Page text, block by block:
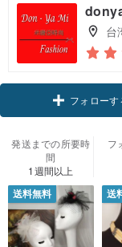
台
クーポン取得
フォローす
発送までの所要時
間
1週間以上
フ
送料無料 送